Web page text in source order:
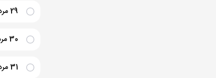
29 مرداد
30 مرداد
31 مرداد